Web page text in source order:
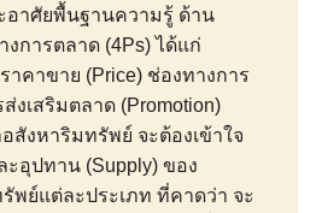
อาศัยพื้นฐานความรู้ ด้าน
การตลาด (4Ps) ได้แก่
คาขาย (Price) ช่องทางการ
งเสริมตลาด (Promotion)
สังหาริมทรัพย์ จะต้องเข้าใจ
ะอุปทาน (Supply) ของ
พย์แต่ละประเภท ที่คาดว่า จะ